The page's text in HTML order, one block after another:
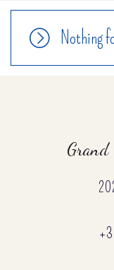
Nothing